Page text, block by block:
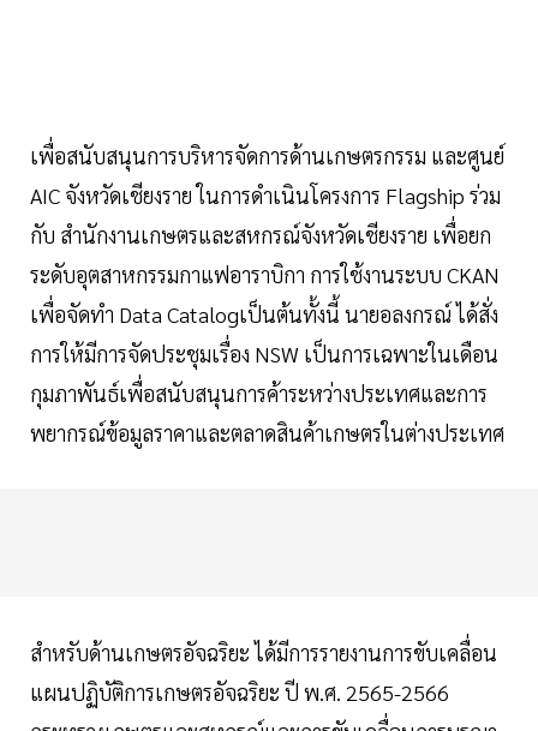
เพื่อสนับสนุนการบริหารจัดการด้านเกษตรกรรม และศูนย์
AIC จังหวัดเชียงราย ในการดำเนินโครงการ Flagship ร่วม
กับ สำนักงานเกษตรและสหกรณ์จังหวัดเชียงราย เพื่อยก
ระดับอุตสาหกรรมกาแฟอาราบิกา การใช้งานระบบ CKAN
เพื่อจัดทำ Data Catalogเป็นต้นทั้งนี้ นายอลงกรณ์ ได้สั่ง
การให้มีการจัดประชุมเรื่อง NSW เป็นการเฉพาะในเดือน
กุมภาพันธ์เพื่อสนับสนุนการค้าระหว่างประเทศและการ
พยากรณ์ข้อมูลราคาและตลาดสินค้าเกษตรในต่างประเทศ
สำหรับด้านเกษตรอัจฉริยะ ได้มีการรายงานการขับเคลื่อน
แผนปฏิบัติการเกษตรอัจฉริยะ ปี พ.ศ. 2565-2566